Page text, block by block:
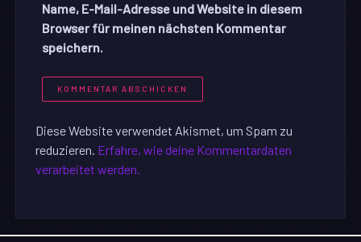
Name, E-Mail-Adresse und Website in diesem
Browser für meinen nächsten Kommentar
speichern.
Diese Website verwendet Akismet, um Spam zu
reduzieren. Erfahre, wie deine Kommentardaten
verarbeitet werden.